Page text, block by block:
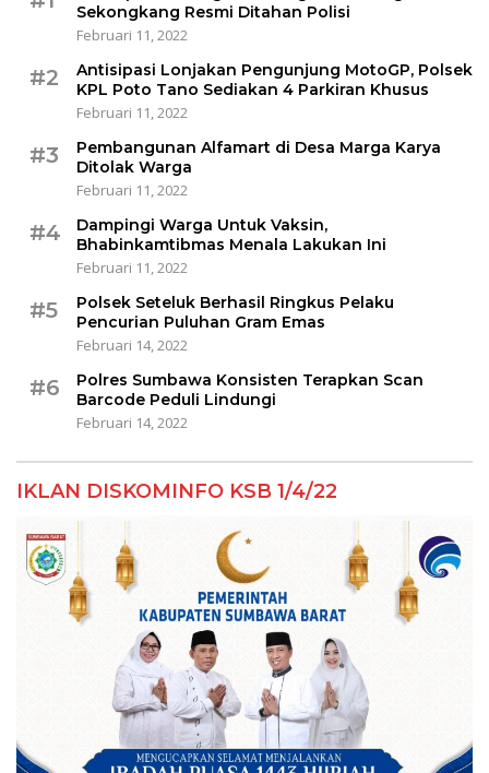
Sekongkang Resmi Ditahan Polisi
Februari 11, 2022
#2
Antisipasi Lonjakan Pengunjung MotoGP, Polsek
KPL Poto Tano Sediakan 4 Parkiran Khusus
Februari 11, 2022
#3
Pembangunan Alfamart di Desa Marga Karya
Ditolak Warga
Februari 11, 2022
#4
Dampingi Warga Untuk Vaksin,
Bhabinkamtibmas Menala Lakukan Ini
Februari 11, 2022
#5
Polsek Seteluk Berhasil Ringkus Pelaku
Pencurian Puluhan Gram Emas
Februari 14, 2022
#6
Polres Sumbawa Konsisten Terapkan Scan
Barcode Peduli Lindungi
Februari 14, 2022
IKLAN DISKOMINFO KSB 1/4/22